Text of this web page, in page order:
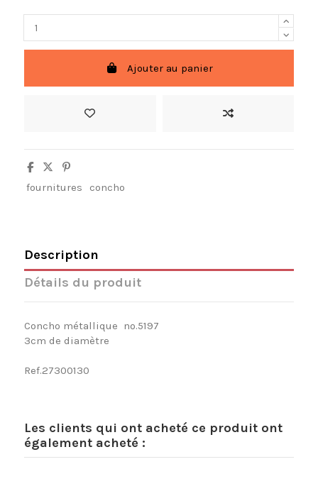
Ajouter au panier
fournitures concho
Description
Détails du produit
Concho métallique nº.5197
3cm de diamètre
Ref.27300130
Les clients qui ont acheté ce produit ont
également acheté :